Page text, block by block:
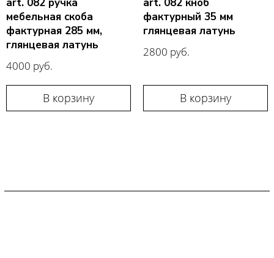
art. 082 ручка
мебельная cкоба
фактурная 285 мм,
глянцевая латунь
4000 руб.
В корзину
art. 082 кноб
фактурный 35 мм
глянцевая латунь
2800 руб.
В корзину